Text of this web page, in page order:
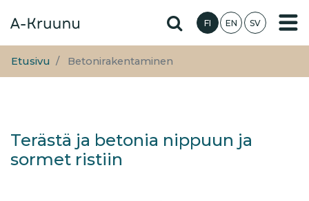
pääsisältöön
Hae sivustolta
FI EN SV
Etusivu Betonirakentaminen
Terästä ja betonia nippuun ja
sormet ristiin